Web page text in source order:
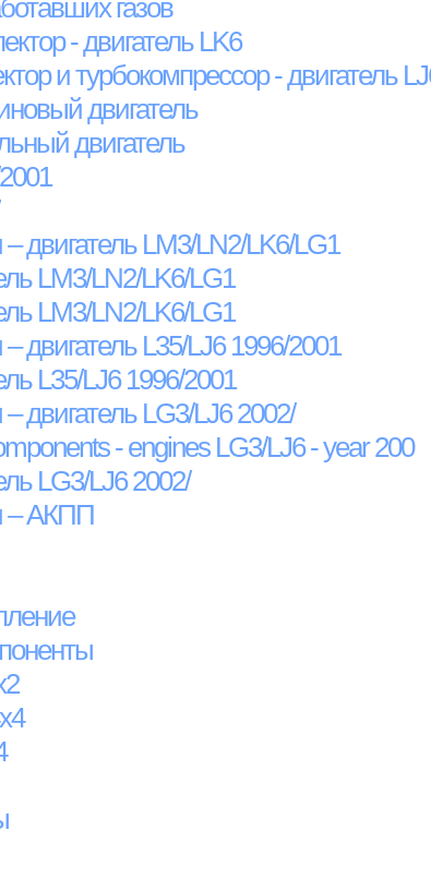
газов
- двигатель LK6
и турбокомпрессор - двигатель
двигатель
двигатель
двигатель LM3/LN2/LK6/LG1
LM3/LN2/LK6/LG1
LM3/LN2/LK6/LG1
двигатель L35/LJ6 1996/2001
L35/LJ6 1996/2001
двигатель LG3/LJ6 2002/
- engines LG3/LJ6 - year 200
LG3/LJ6 2002/
– АКПП